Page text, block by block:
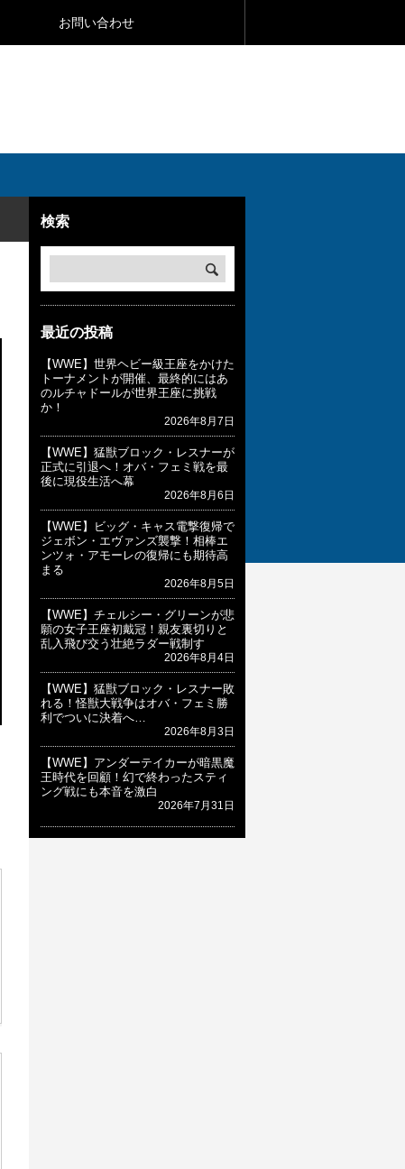
お問い合わせ
検索
最近の投稿
【WWE】世界ヘビー級王座をかけた
トーナメントが開催、最終的にはあ
のルチャドールが世界王座に挑戦
か！
2026年8月7日
【WWE】猛獣ブロック・レスナーが
正式に引退へ！オバ・フェミ戦を最
後に現役生活へ幕
2026年8月6日
【WWE】ビッグ・キャス電撃復帰で
ジェボン・エヴァンズ襲撃！相棒エ
ンツォ・アモーレの復帰にも期待高
まる
2026年8月5日
【WWE】チェルシー・グリーンが悲
願の女子王座初戴冠！親友裏切りと
乱入飛び交う壮絶ラダー戦制す
2026年8月4日
【WWE】猛獣ブロック・レスナー敗
れる！怪獣大戦争はオバ・フェミ勝
利でついに決着へ…
2026年8月3日
【WWE】アンダーテイカーが暗黒魔
王時代を回顧！幻で終わったスティ
ング戦にも本音を激白
2026年7月31日